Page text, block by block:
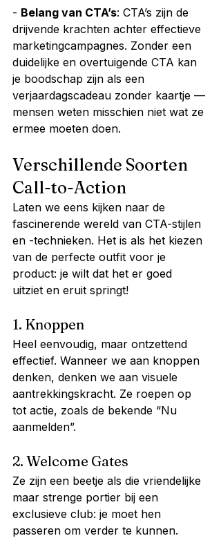
- Belang van CTA’s: CTA’s zijn de
drijvende krachten achter effectieve
marketingcampagnes. Zonder een
duidelijke en overtuigende CTA kan
je boodschap zijn als een
verjaardagscadeau zonder kaartje —
mensen weten misschien niet wat ze
ermee moeten doen.
Verschillende Soorten
Call-to-Action
Laten we eens kijken naar de
fascinerende wereld van CTA-stijlen
en -technieken. Het is als het kiezen
van de perfecte outfit voor je
product: je wilt dat het er goed
uitziet en eruit springt!
1. Knoppen
Heel eenvoudig, maar ontzettend
effectief. Wanneer we aan knoppen
denken, denken we aan visuele
aantrekkingskracht. Ze roepen op
tot actie, zoals de bekende “Nu
aanmelden”.
2. Welcome Gates
Ze zijn een beetje als die vriendelijke
maar strenge portier bij een
exclusieve club: je moet hen
passeren om verder te kunnen.